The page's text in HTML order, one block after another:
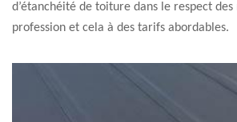
d’étanchéité de toiture dans le respect des
profession et cela à des tarifs abordables.